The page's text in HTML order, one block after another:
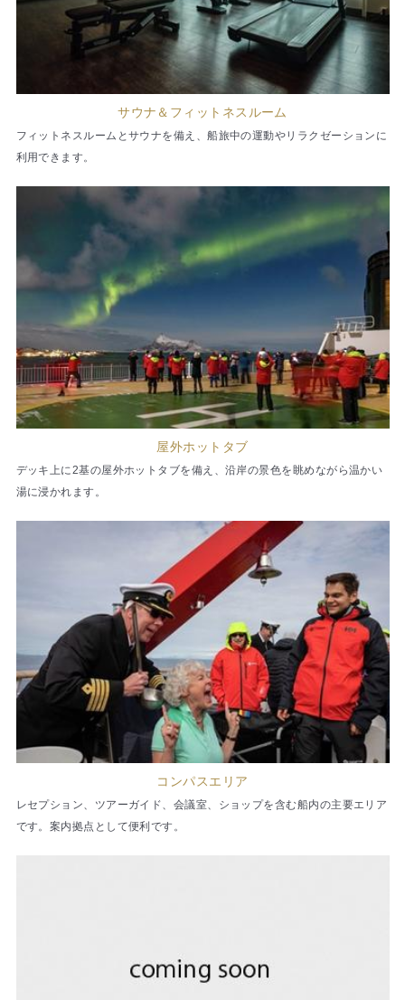
サウナ＆フィットネスルーム
フィットネスルームとサウナを備え、船旅中の運動やリラクゼーションに
利用できます。
屋外ホットタブ
デッキ上に2基の屋外ホットタブを備え、沿岸の景色を眺めながら温かい
湯に浸かれます。
コンパスエリア
レセプション、ツアーガイド、会議室、ショップを含む船内の主要エリア
です。案内拠点として便利です。